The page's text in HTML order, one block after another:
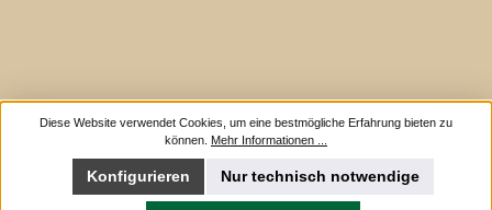
Diese Website verwendet Cookies, um eine bestmögliche Erfahrung bieten zu
können. Mehr Informationen ...
Nur technisch notwendige
Konfigurieren